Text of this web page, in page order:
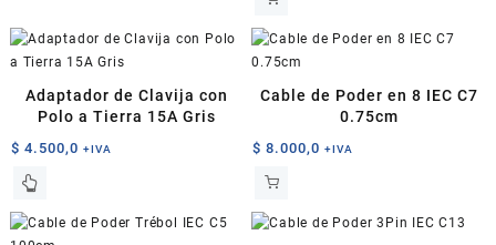
Adaptador de Clavija con
Polo a Tierra 15A Gris
$ 4.500,0 +IVA
Cable de Poder en 8 IEC C7
0.75cm
$ 8.000,0 +IVA